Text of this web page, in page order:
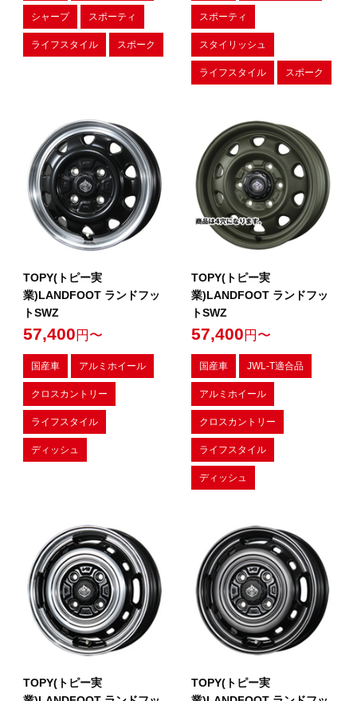
シャープ スポーティ
ライフスタイル スポーク
スポーティ
スタイリッシュ
ライフスタイル スポーク
TOPY(トピー実
業)LANDFOOT ランドフッ
トSWZ
57,400 円〜
国産車 アルミホイール
クロスカントリー
ライフスタイル
ディッシュ
TOPY(トピー実
業)LANDFOOT ランドフッ
トSWZ
57,400 円〜
国産車 JWL-T適合品
アルミホイール
クロスカントリー
ライフスタイル
ディッシュ
TOPY(トピー実
TOPY(トピー実